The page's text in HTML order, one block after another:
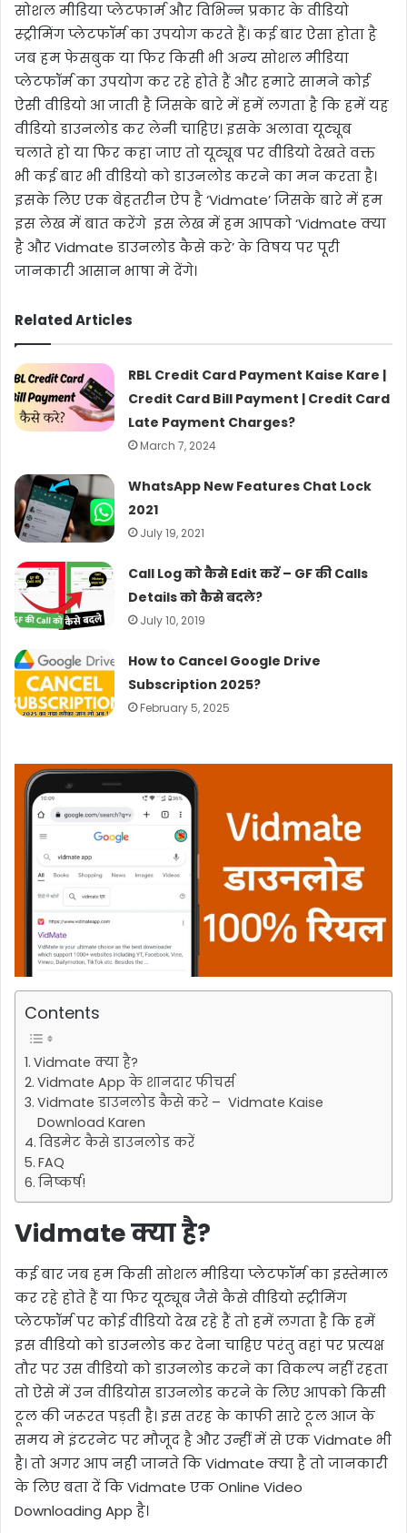
सोशल मीडिया प्लेटफार्म और विभिन्न प्रकार के वीडियो
स्ट्रीमिंग प्लेटफॉर्म का उपयोग करते हैं। कई बार ऐसा होता है
जब हम फेसबुक या फिर किसी भी अन्य सोशल मीडिया
प्लेटफॉर्म का उपयोग कर रहे होते हैं और हमारे सामने कोई
ऐसी वीडियो आ जाती है जिसके बारे में हमें लगता है कि हमें यह
वीडियो डाउनलोड कर लेनी चाहिए। इसके अलावा यूट्यूब
चलाते हो या फिर कहा जाए तो यूट्यूब पर वीडियो देखते वक्त
भी कई बार भी वीडियो को डाउनलोड करने का मन करता है।
इसके लिए एक बेहतरीन ऐप है ‘Vidmate’ जिसके बारे में हम
इस लेख में बात करेंगे इस लेख में हम आपको ‘Vidmate क्या
है और Vidmate डाउनलोड कैसे करे’ के विषय पर पूरी
जानकारी आसान भाषा मे देंगे।
Related Articles
RBL Credit Card Payment Kaise Kare |
Credit Card Bill Payment | Credit Card
Late Payment Charges?
March 7, 2024
WhatsApp New Features Chat Lock
2021
July 19, 2021
Call Log को कैसे Edit करें – GF की Calls
Details को कैसे बदले?
July 10, 2019
How to Cancel Google Drive
Subscription 2025?
February 5, 2025
Contents
Vidmate क्या है?
Vidmate App के शानदार फीचर्स
Vidmate डाउनलोड कैसे करे – Vidmate Kaise
Download Karen
विडमेट कैसे डाउनलोड करें
FAQ
निष्कर्ष!
Vidmate क्या है?
कई बार जब हम किसी सोशल मीडिया प्लेटफॉर्म का इस्तेमाल
कर रहे होते हैं या फिर यूट्यूब जैसे कैसे वीडियो स्ट्रीमिंग
प्लेटफॉर्म पर कोई वीडियो देख रहे हैं तो हमें लगता है कि हमें
इस वीडियो को डाउनलोड कर देना चाहिए परंतु वहां पर प्रत्यक्ष
तौर पर उस वीडियो को डाउनलोड करने का विकल्प नहीं रहता
तो ऐसे में उन वीडियोस डाउनलोड करने के लिए आपको किसी
टूल की जरूरत पड़ती है। इस तरह के काफी सारे टूल आज के
समय मे इंटरनेट पर मौजूद है और उन्हीं में से एक Vidmate भी
है। तो अगर आप नही जानते कि Vidmate क्या है तो जानकारी
के लिए बता दें कि Vidmate एक Online Video
Downloading App है।